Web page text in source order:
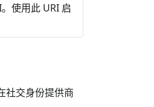
使用此 URI 启
社交身份提供商